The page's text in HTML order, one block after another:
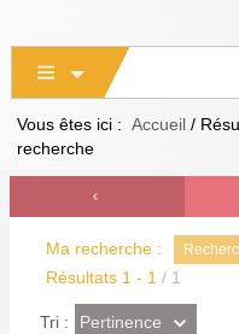
Vous êtes ici : Accueil /
recherche
Ma recherche :
Résultats 1 - 1 / 1
Tri : (Effet
Pertinence